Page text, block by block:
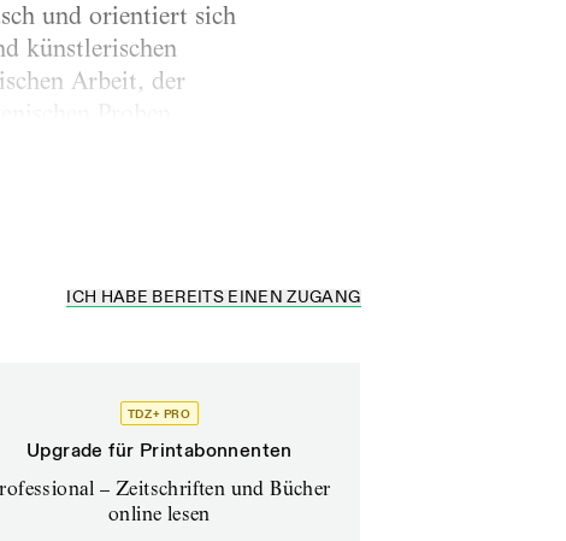
und orientiert sich
künstlerischen
Arbeit, der
ICH HABE BEREITS EINEN ZUGANG
TDZ+ PRO
Upgrade für Printabonnenten
– Zeitschriften und Bücher
online lesen